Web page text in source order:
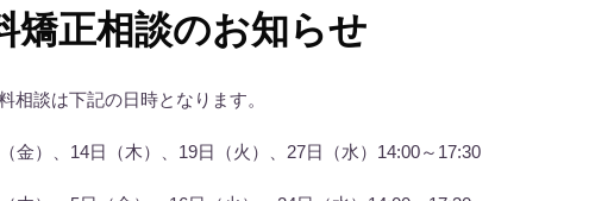
矯正相談のお知らせ
相談は下記の日時となります。
金）、14日（木）、19日（火）、27日（水）14:00～17:30